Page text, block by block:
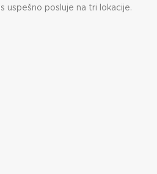
uspešno posluje na tri lokacije.